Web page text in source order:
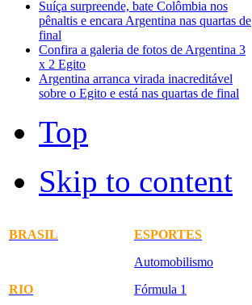
Suíça surpreende, bate Colômbia nos
pênaltis e encara Argentina nas quartas de
final
Confira a galeria de fotos de Argentina 3
x 2 Egito
Argentina arranca virada inacreditável
sobre o Egito e está nas quartas de final
Top
Skip to content
BRASIL
RIO
ESPORTES
Automobilismo
Fórmula 1